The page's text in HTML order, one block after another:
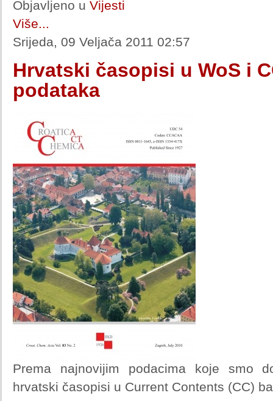
Objavljeno u Vijesti
Više...
Srijeda, 09 Veljača 2011 02:57
Hrvatski časopisi u WoS i
podataka
Prema najnovijim podacima koje smo
hrvatski časopisi u Current Contents (CC)